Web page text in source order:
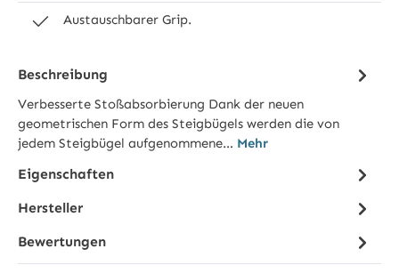
Austauschbarer Grip.
Beschreibung
Verbesserte Stoßabsorbierung Dank der neuen
geometrischen Form des Steigbügels werden die von
jedem Steigbügel aufgenommene… Mehr
Eigenschaften
Hersteller
Bewertungen